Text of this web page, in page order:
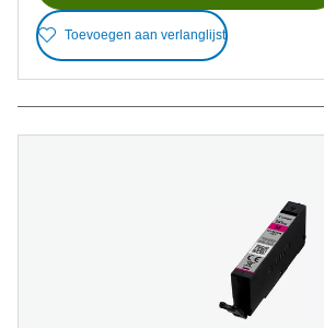
Toevoegen aan verlanglijst